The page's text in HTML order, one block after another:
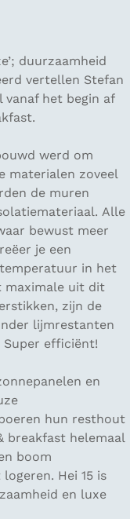
duurzaamheid
vertellen Stefan
vanaf het begin af
werd om
materialen zoveel
de muren
Alle
bewust meer
je een
in het
maximale uit dit
zijn de
lijmrestanten
Super efficiënt!
en
hun resthout
breakfast helemaal
boom
Hei 15 is
en luxe